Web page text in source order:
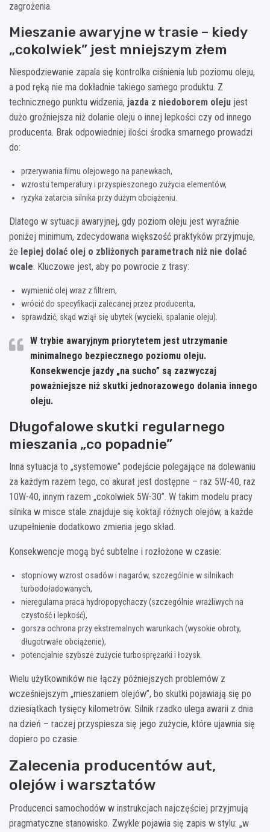
zagrożenia.
Mieszanie awaryjne w trasie – kiedy
„cokolwiek” jest mniejszym złem
Niespodziewanie zapala się kontrolka ciśnienia lub poziomu oleju,
a pod ręką nie ma dokładnie takiego samego produktu. Z
technicznego punktu widzenia, jazda z niedoborem oleju jest
dużo groźniejsza niż dolanie oleju o innej lepkości czy od innego
producenta. Brak odpowiedniej ilości środka smarnego prowadzi
do:
przerywania filmu olejowego na panewkach,
wzrostu temperatury i przyspieszonego zużycia elementów,
ryzyka zatarcia silnika przy dużym obciążeniu.
Dlatego w sytuacji awaryjnej, gdy poziom oleju jest wyraźnie
poniżej minimum, zdecydowana większość praktyków przyjmuje,
że lepiej dolać olej o zbliżonych parametrach niż nie dolać
wcale. Kluczowe jest, aby po powrocie z trasy:
wymienić olej wraz z filtrem,
wrócić do specyfikacji zalecanej przez producenta,
sprawdzić, skąd wziął się ubytek (wycieki, spalanie oleju).
W trybie awaryjnym priorytetem jest utrzymanie
minimalnego bezpiecznego poziomu oleju.
Konsekwencje jazdy „na sucho” są zazwyczaj
poważniejsze niż skutki jednorazowego dolania innego
oleju.
Długofalowe skutki regularnego
mieszania „co popadnie”
Inna sytuacja to „systemowe” podejście polegające na dolewaniu
za każdym razem tego, co akurat jest dostępne – raz 5W-40, raz
10W-40, innym razem „cokolwiek 5W-30”. W takim modelu pracy
silnika w misce stale znajduje się koktajl różnych olejów, a każde
uzupełnienie dodatkowo zmienia jego skład.
Konsekwencje mogą być subtelne i rozłożone w czasie:
stopniowy wzrost osadów i nagarów, szczególnie w silnikach
turbodoładowanych,
nieregularna praca hydropopychaczy (szczególnie wrażliwych na
czystość i lepkość),
gorsza ochrona przy ekstremalnych warunkach (wysokie obroty,
długotrwałe obciążenie),
potencjalnie szybsze zużycie turbosprężarki i łożysk.
Wielu użytkowników nie łączy późniejszych problemów z
wcześniejszym „mieszaniem olejów”, bo skutki pojawiają się po
dziesiątkach tysięcy kilometrów. Silnik rzadko ulega awarii z dnia
na dzień – raczej przyspiesza się jego zużycie, które ujawnia się
dopiero po czasie.
Zalecenia producentów aut,
olejów i warsztatów
Producenci samochodów w instrukcjach najczęściej przyjmują
pragmatyczne stanowisko. Zwykle pojawia się zapis w stylu: „w